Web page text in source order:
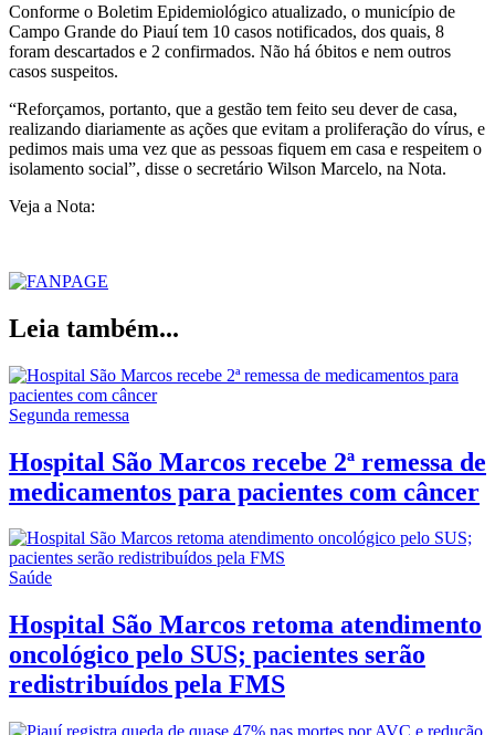
Conforme o Boletim Epidemiológico atualizado, o município de
Campo Grande do Piauí tem 10 casos notificados, dos quais, 8
foram descartados e 2 confirmados. Não há óbitos e nem outros
casos suspeitos.
“Reforçamos, portanto, que a gestão tem feito seu dever de casa,
realizando diariamente as ações que evitam a proliferação do vírus, e
pedimos mais uma vez que as pessoas fiquem em casa e respeitem o
isolamento social”, disse o secretário Wilson Marcelo, na Nota.
Veja a Nota:
Leia também...
Segunda remessa
Hospital São Marcos recebe 2ª remessa de
medicamentos para pacientes com câncer
Saúde
Hospital São Marcos retoma atendimento
oncológico pelo SUS; pacientes serão
redistribuídos pela FMS